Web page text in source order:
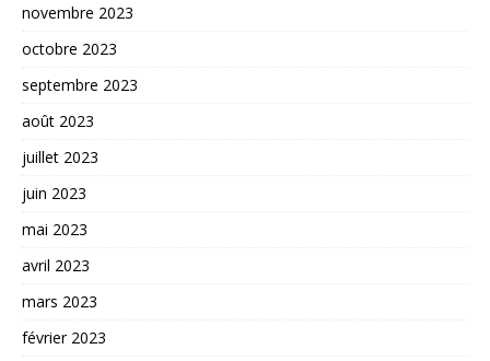
novembre 2023
octobre 2023
septembre 2023
août 2023
juillet 2023
juin 2023
mai 2023
avril 2023
mars 2023
février 2023